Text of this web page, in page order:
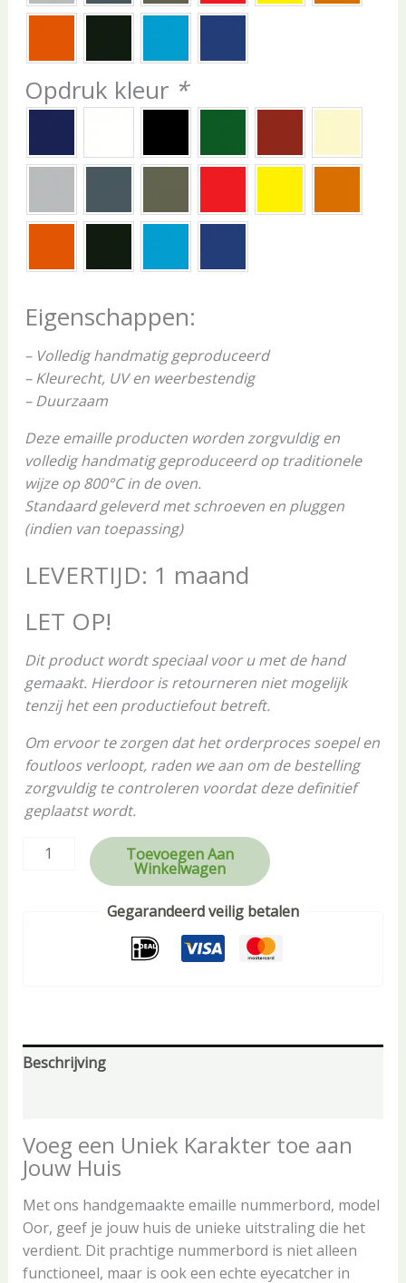
Opdruk kleur *
Eigenschappen:
– Volledig handmatig geproduceerd
– Kleurecht, UV en weerbestendig
– Duurzaam
Deze emaille producten worden zorgvuldig en
volledig handmatig geproduceerd op traditionele
wijze op 800°C in de oven.
Standaard geleverd met schroeven en pluggen
(indien van toepassing)
LEVERTIJD: 1 maand
LET OP!
Dit product wordt speciaal voor u met de hand
gemaakt. Hierdoor is retourneren niet mogelijk
tenzij het een productiefout betreft.
Om ervoor te zorgen dat het orderproces soepel en
foutloos verloopt, raden we aan om de bestelling
zorgvuldig te controleren voordat deze definitief
geplaatst wordt.
Toevoegen Aan
Winkelwagen
Gegarandeerd veilig betalen
Beschrijving
Voeg een Uniek Karakter toe aan
Jouw Huis
Met ons handgemaakte emaille nummerbord, model
Oor, geef je jouw huis de unieke uitstraling die het
verdient. Dit prachtige nummerbord is niet alleen
functioneel, maar is ook een echte eyecatcher in